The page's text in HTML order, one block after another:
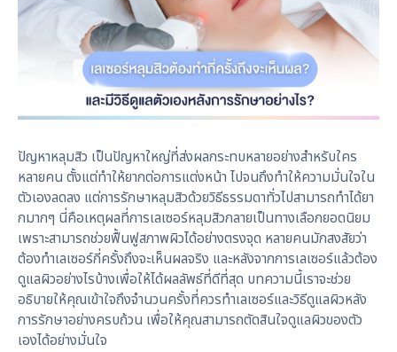
ปัญหาหลุมสิว เป็นปัญหาใหญ่ที่ส่งผลกระทบหลายอย่างสำหรับใคร
หลายคน ตั้งแต่ทำให้ยากต่อการแต่งหน้า ไปจนถึงทำให้ความมั่นใจใน
ตัวเองลดลง แต่การรักษาหลุมสิวด้วยวิธีธรรมดาทั่วไปสามารถทำได้ยา
กมากๆ นี่คือเหตุผลที่การเลเซอร์หลุมสิวกลายเป็นทางเลือกยอดนิยม
เพราะสามารถช่วยฟื้นฟูสภาพผิวได้อย่างตรงจุด หลายคนมักสงสัยว่า
ต้องทำเลเซอร์กี่ครั้งถึงจะเห็นผลจริง และหลังจากการเลเซอร์แล้วต้อง
ดูแลผิวอย่างไรบ้างเพื่อให้ได้ผลลัพธ์ที่ดีที่สุด บทความนี้เราจะช่วย
อธิบายให้คุณเข้าใจถึงจำนวนครั้งที่ควรทำเลเซอร์และวิธีดูแลผิวหลัง
การรักษาอย่างครบถ้วน เพื่อให้คุณสามารถตัดสินใจดูแลผิวของตัว
เองได้อย่างมั่นใจ